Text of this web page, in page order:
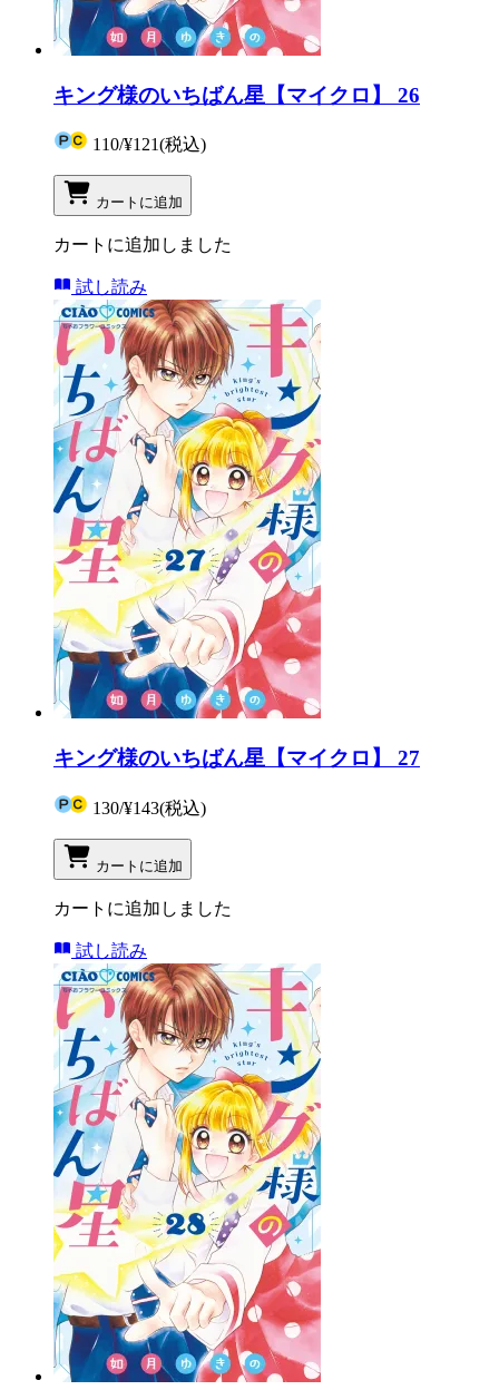
キング様のいちばん星【マイクロ】 26
110/¥121(税込)
カートに追加
カートに追加しました
試し読み
キング様のいちばん星【マイクロ】 27
130/¥143(税込)
カートに追加
カートに追加しました
試し読み